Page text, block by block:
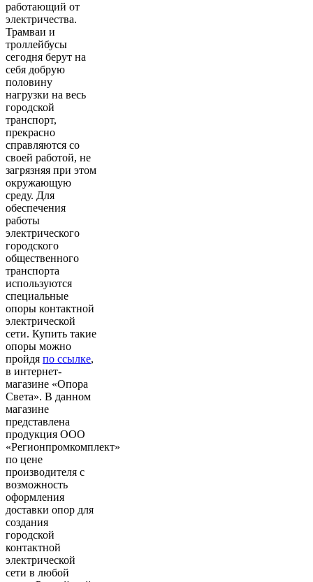
работающий от
электричества.
Трамваи и
троллейбусы
сегодня берут на
себя добрую
половину
нагрузки на весь
городской
транспорт,
прекрасно
справляются со
своей работой, не
загрязняя при этом
окружающую
среду. Для
обеспечения
работы
электрического
городского
общественного
транспорта
используются
специальные
опоры контактной
электрической
сети. Купить такие
опоры можно
пройдя по ссылке,
в интернет-
магазине «Опора
Света». В данном
магазине
представлена
продукция ООО
«Регионпромкомплект»
по цене
производителя с
возможность
оформления
доставки опор для
создания
городской
контактной
электрической
сети в любой